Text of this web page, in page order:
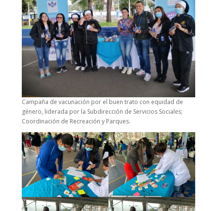
Campaña de vacunación por el buen trato con equidad de
género, liderada por la Subdirección de Servicios Sociales;
Coordinación de Recreación y Parques.